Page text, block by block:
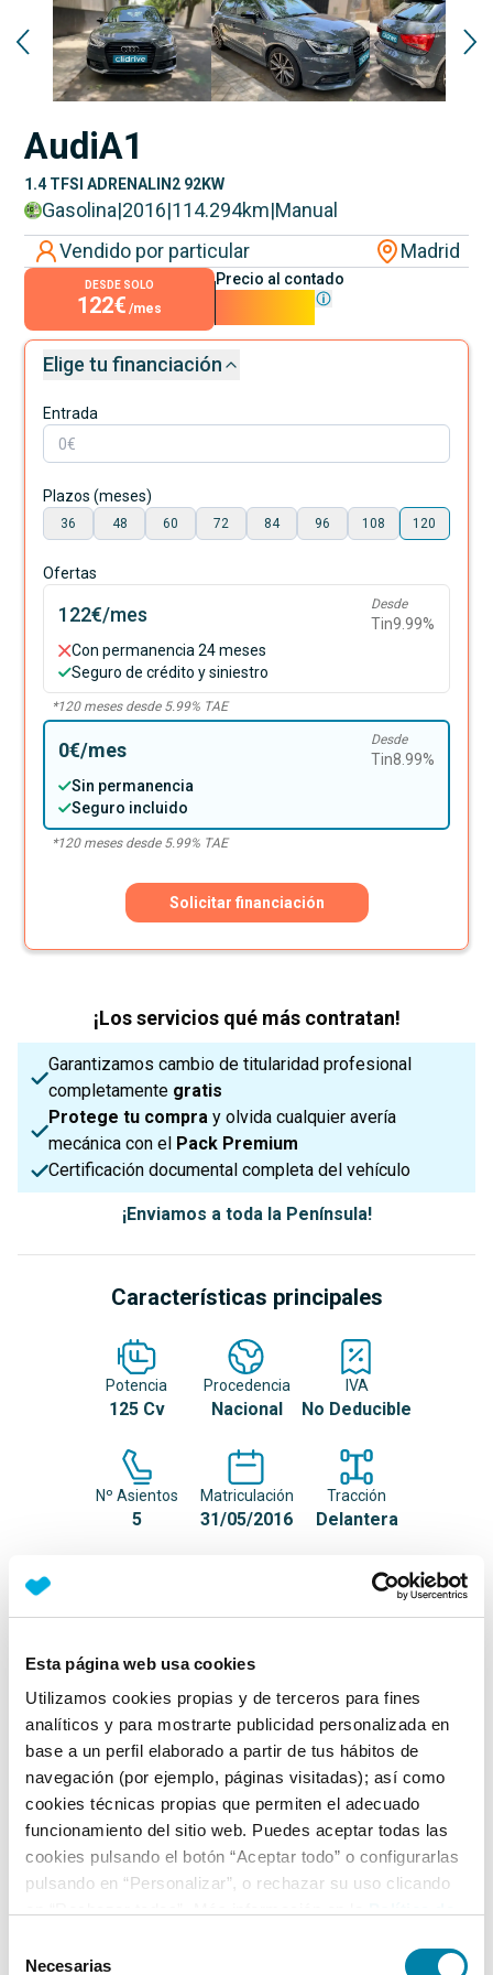
Esta página web usa cookies
Utilizamos cookies propias y de terceros para fines
analíticos y para mostrarte publicidad personalizada en
base a un perfil elaborado a partir de tus hábitos de
navegación (por ejemplo, páginas visitadas); así como
cookies técnicas propias que permiten el adecuado
funcionamiento del sitio web. Puedes aceptar todas las
cookies pulsando el botón “Aceptar todo” o configurarlas
pulsando en “Personalizar”, o rechazar su uso clicando
Necesarias
AudiA1
1.4 TFSI ADRENALIN2 92KW
Gasolina|2016|114.294km|Manual
Vendido por particular
Madrid
DESDE SOLO
122€ /mes
Precio al contado
Elige tu financiación
Entrada
Plazos (meses)
36 48 60 72 84 96 108 120
Ofertas
122€/mes Desde
Tin9.99%
Con permanencia 24 meses
Seguro de crédito y siniestro
*120meses desde 5.99% TAE
0€/mes Desde
Tin8.99%
Sin permanencia
Seguro incluido
*120meses desde 5.99% TAE
Solicitar financiación
¡Los servicios qué más contratan!
Garantizamos cambio de titularidad profesional
completamente gratis
Protege tu compra y olvida cualquier avería
mecánica con el Pack Premium
Certificación documental completa del vehículo
¡Enviamos a toda la Península!
Características principales
Potencia
125 Cv
Procedencia
Nacional
IVA
No Deducible
Nº Asientos
5
Matriculación
31/05/2016
Tracción
Delantera
Detalles destacados
Mandos en el volante
Aire Acondicionado
Auto Start&Stop
+ Ver todos
Ficha técnica